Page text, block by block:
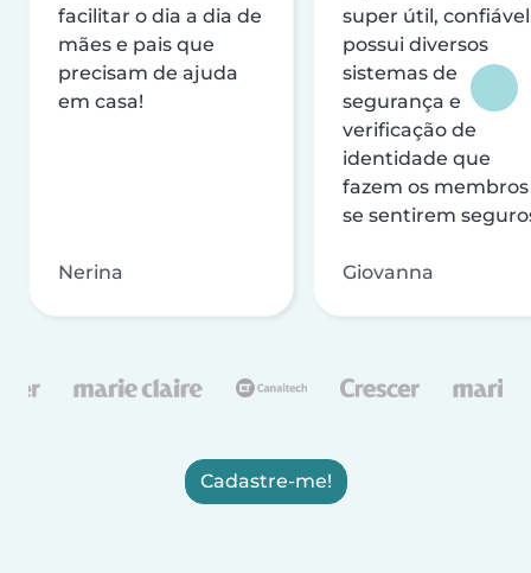
facilitar o dia a dia de
mães e pais que
precisam de ajuda
em casa!
Nerina
super útil,
possui diversos
sistemas de
segurança e
verificação de
identidade que
fazem os membros
se sentirem
Giovanna
Cadastre-me!